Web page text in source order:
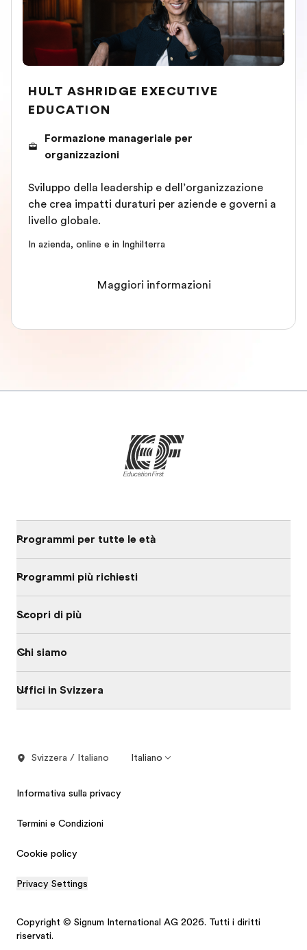
HULT ASHRIDGE EXECUTIVE
EDUCATION
Formazione manageriale per
organizzazioni
Sviluppo della leadership e dell’organizzazione
che crea impatti duraturi per aziende e governi a
livello globale.
In azienda, online e in Inghilterra
Maggiori informazioni
Programmi per tutte le età
Programmi più richiesti
Scopri di più
Chi siamo
Uffici in Svizzera
Svizzera / Italiano Italiano
Informativa sulla privacy
Termini e Condizioni
Cookie policy
Privacy Settings
Copyright © Signum International AG 2026. Tutti i diritti
riservati.